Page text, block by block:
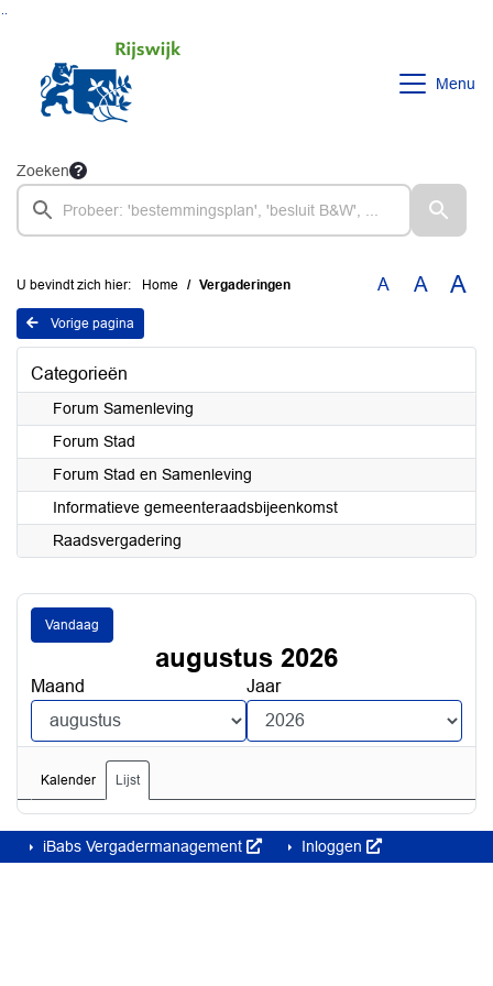
Menu
Zoeken
U bevindt zich hier: Home Vergaderingen A A A
Vorige pagina
Categorieën
Forum Samenleving
Forum Stad
Forum Stad en Samenleving
Informatieve gemeenteraadsbijeenkomst
Raadsvergadering
Vandaag
augustus 2026
Maand Jaar
Kalender Lijst
iBabs Vergadermanagement Inloggen